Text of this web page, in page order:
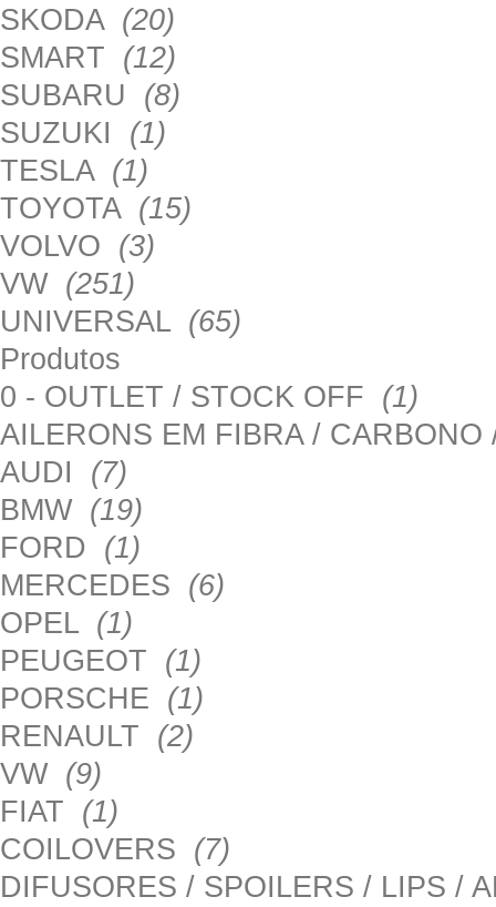
SKODA (20)
SMART (12)
SUBARU (8)
SUZUKI (1)
TESLA (1)
TOYOTA (15)
VOLVO (3)
VW (251)
UNIVERSAL (65)
Produtos
0 - OUTLET / STOCK OFF (1)
AILERONS EM FIBRA /
AUDI (7)
BMW (19)
FORD (1)
MERCEDES (6)
OPEL (1)
PEUGEOT (1)
PORSCHE (1)
RENAULT (2)
VW (9)
FIAT (1)
COILOVERS (7)
DIFUSORES / SPOILERS / LIPS /